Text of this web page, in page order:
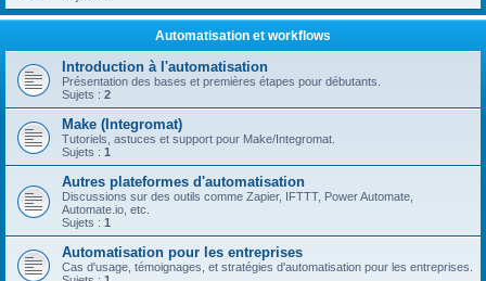
Automatisation et workflows
Introduction à l'automatisation
Présentation des bases et premières étapes pour débutants.
Sujets : 2
Make (Integromat)
Tutoriels, astuces et support pour Make/Integromat.
Sujets : 1
Autres plateformes d'automatisation
Discussions sur des outils comme Zapier, IFTTT, Power Automate,
Automate.io, etc.
Sujets : 1
Automatisation pour les entreprises
Cas d'usage, témoignages, et stratégies d'automatisation pour les entreprises.